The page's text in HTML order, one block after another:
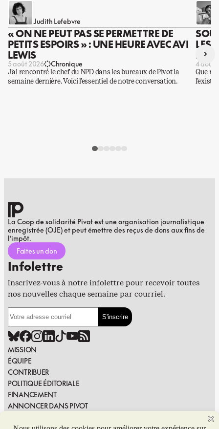
Judith Lefebvre
« ON NE PEUT PAS SE PERMETTRE DE
PETITS ESPOIRS » : UNE HEURE AVEC AVI
LEWIS
5 août 2026 Chronique
J’ai rencontré le chef du NPD dans les bureaux de Pivot la
semaine dernière. Voici l’essentiel de notre conversation.
LES
DES
4 août
Que
›
La Coop de solidarité Pivot est une organisation journalistique
enregistrée (OJE) et peut émettre des reçus de dons aux fins de
l’impôt.
Faites un don
Infolettre
Inscrivez-vous à notre infolettre pour recevoir toutes
nos nouvelles chaque semaine par courriel.
MISSION
ÉQUIPE
CONTRIBUER
POLITIQUE ÉDITORIALE
FINANCEMENT
ANNONCER DANS PIVOT